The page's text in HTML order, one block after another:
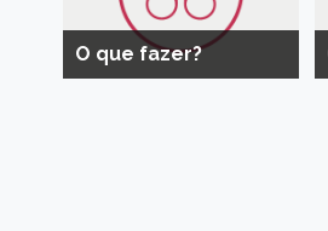
O que fazer?